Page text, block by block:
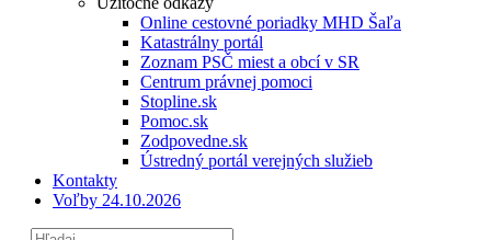
Online cestovné poriadky MHD Šaľa
Katastrálny portál
Zoznam PSČ miest a obcí v SR
Centrum právnej pomoci
Stopline.sk
Pomoc.sk
Zodpovedne.sk
Ústredný portál verejných služieb
Kontakty
Voľby 24.10.2026